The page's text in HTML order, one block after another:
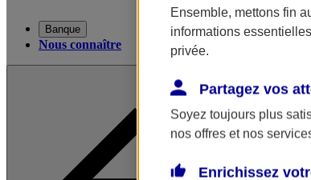
Banque
Nous connaître
Ensemble, mettons fin
informations
privée.
Partagez vos
Soyez toujours plus
nos offres et nos
Enrichissez